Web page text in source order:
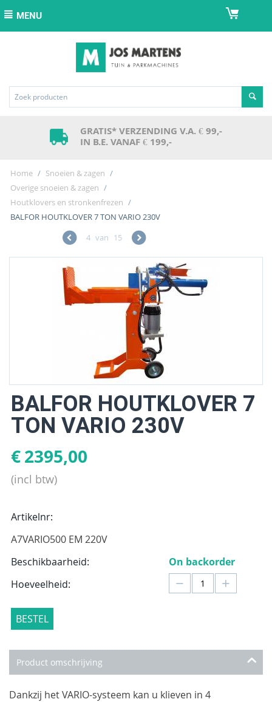
MENU
GRATIS* VERZENDING V.A. € 99,-
IN B.E. VANAF € 199,-
Home / Snoeien & zagen /
Overige snoeien & zagen /
Houtklovers en stronkenfrezen /
BALFOR HOUTKLOVER 7 TON VARIO 230V
4 van 15
BALFOR HOUTKLOVER 7
TON VARIO 230V
€2395,00
(incl btw)
Artikelnr:
A7VARIO500 EM 220V
Beschikbaarheid:
On backorder
Hoeveelheid:
+
−
BESTEL
Product omschrijving
Dankzij het VARIO-systeem kan u klieven in 4